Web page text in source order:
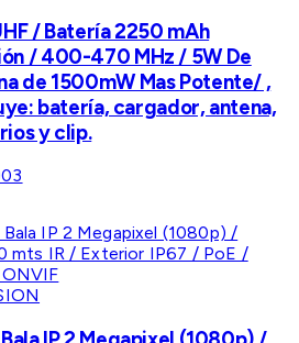
/ Batería 2250 mAh
/ 400-470 MHz / 5W De
de 1500mW Mas Potente/ ,
batería, cargador, antena,
y clip.